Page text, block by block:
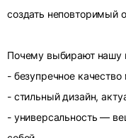
создать неповторимый
Почему выбирают нашу
- безупречное
- стильный дизайн,
- универсальность —